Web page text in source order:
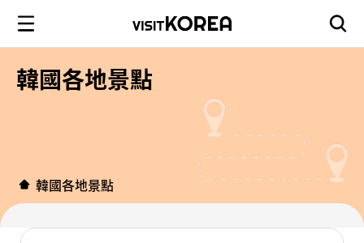
韓國各地景點
韓國各地景點